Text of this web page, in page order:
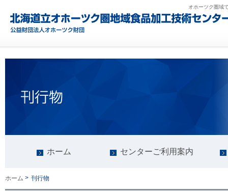
オホーツク圏域
ホーム センターご利用案内
ホーム > 刊行物